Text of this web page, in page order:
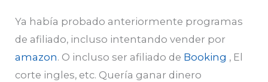
Ya había probado anteriormente programas
de afiliado, incluso intentando vender por
amazon. O incluso ser afiliado de Booking , El
corte ingles, etc. Quería ganar dinero